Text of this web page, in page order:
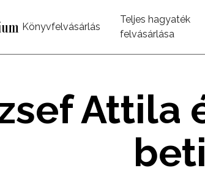
Könyvfelvásárlás
Teljes hagyaték
felvásárlása
Attila